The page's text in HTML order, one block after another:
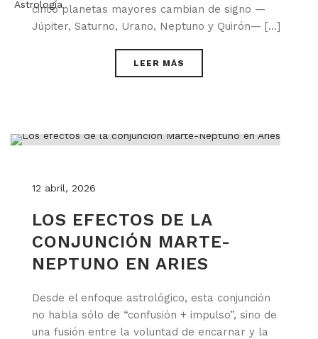
cinco planetas mayores cambian de signo —
Júpiter, Saturno, Urano, Neptuno y Quirón— [...]
LEER MÁS
12 abril, 2026
LOS EFECTOS DE LA
CONJUNCIÓN MARTE-
NEPTUNO EN ARIES
Desde el enfoque astrológico, esta conjunción
no habla sólo de “confusión + impulso”, sino de
una fusión entre la voluntad de encarnar y la